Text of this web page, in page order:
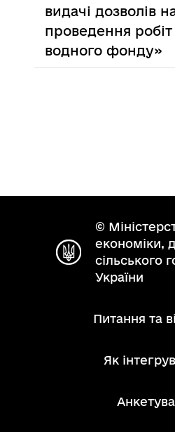
видачі дозволів
проведення
водного фонду»
©
економіки,
сільського
України
Питання та
Як